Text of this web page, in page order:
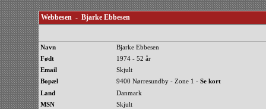
Webbesen - Bjarke Ebbesen
Navn
Bjarke Ebbesen
Født
1974 - 52 år
Email
Skjult
Bopæl
9400 Nørresundby - Zone 1 - Se kort
Land
Danmark
MSN
Skjult